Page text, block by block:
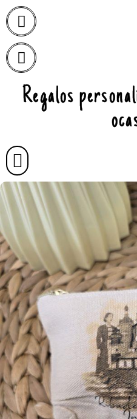
Regalos